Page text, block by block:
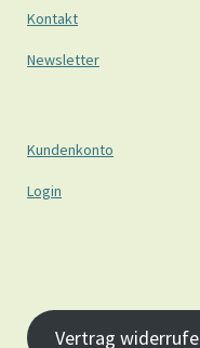
Kontakt
Newsletter
Kundenkonto
Login
Vertrag